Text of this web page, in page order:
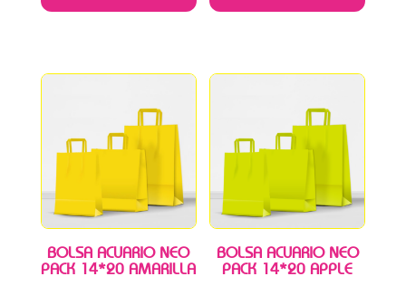
BOLSA ACUARIO NEO
PACK 14*20 AMARILLA
BOLSA ACUARIO NEO
PACK 14*20 APPLE